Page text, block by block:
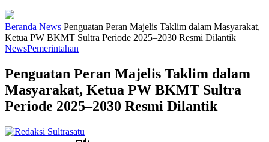
Beranda News Penguatan Peran Majelis Taklim dalam Masyarakat,
Ketua PW BKMT Sultra Periode 2025–2030 Resmi Dilantik
NewsPemerintahan
Penguatan Peran Majelis Taklim dalam
Masyarakat, Ketua PW BKMT Sultra
Periode 2025–2030 Resmi Dilantik